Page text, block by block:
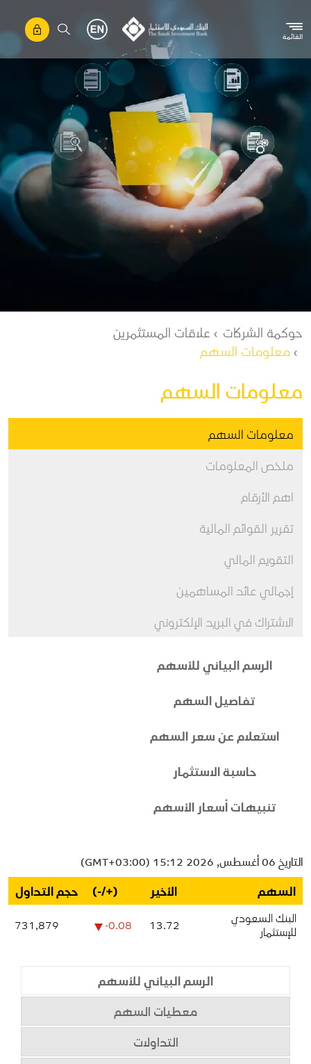
القائمة
مسار التنقل
حوكمة الشركات
علاقات المستثمرين
معلومات السهم
معلومات السهم
معلومات السهم
ملخص المعلومات
اهم الأرقام
تقرير القوائم المالية
التقويم المالي
إجمالي عائد المساهمين
الاشتراك في البريد الإلكتروني